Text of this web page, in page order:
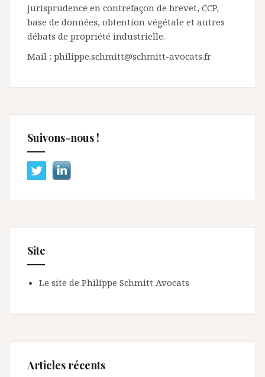
jurisprudence en contrefaçon de brevet, CCP,
base de données, obtention végétale et autres
débats de propriété industrielle.
Mail : philippe.schmitt@schmitt-avocats.fr
Suivons-nous !
Site
Le site de Philippe Schmitt Avocats
Articles récents